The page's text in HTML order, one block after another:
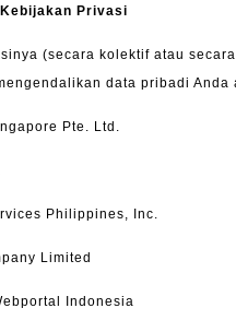
Privasi
(secara kolektif atau
data pribadi
Pte. Ltd.
Philippines, Inc.
Limited
Indonesia